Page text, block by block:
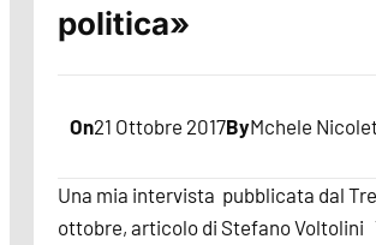
politica»
On21 Ottobre 2017ByMchele
Una mia intervista pubblicata dal
ottobre, articolo di Stefano Voltolini